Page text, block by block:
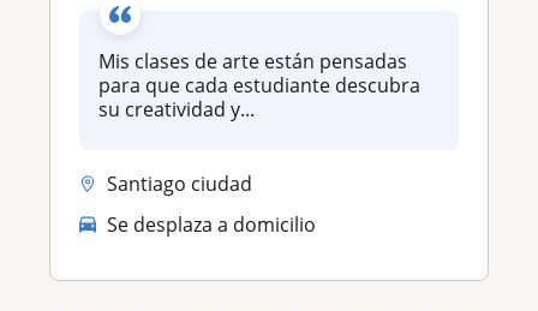
Mis clases de arte están pensadas
para que cada estudiante descubra
su creatividad y...
Santiago ciudad
Se desplaza a domicilio